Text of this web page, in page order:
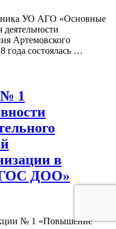
УО АГО «Основные
Артемовского
года состоялась …
№ 1
в
ДОО»
№ 1 «Повышение